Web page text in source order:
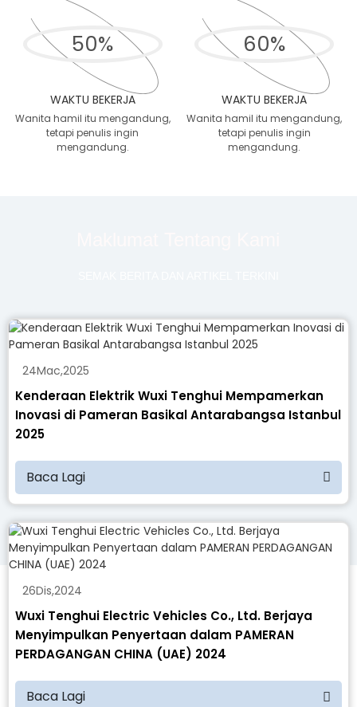
50%
WAKTU BEKERJA
Wanita hamil itu mengandung,
tetapi penulis ingin
mengandung.
60%
WAKTU BEKERJA
Wanita hamil itu mengandung,
tetapi penulis ingin
mengandung.
24Mac,2025
Kenderaan Elektrik Wuxi Tenghui Mempamerkan
Inovasi di Pameran Basikal Antarabangsa Istanbul
2025
Baca Lagi
26Dis,2024
Wuxi Tenghui Electric Vehicles Co., Ltd. Berjaya
Menyimpulkan Penyertaan dalam PAMERAN
PERDAGANGAN CHINA (UAE) 2024
Baca Lagi